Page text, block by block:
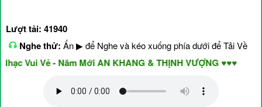
Lượt tải: 41940
Nghe thử: Ấn ▶ để Nghe và kéo xuống phía dưới để Tải Về
Vui Vẻ - Năm Mới AN KHANG & THỊNH VƯỢNG ♥♥♥